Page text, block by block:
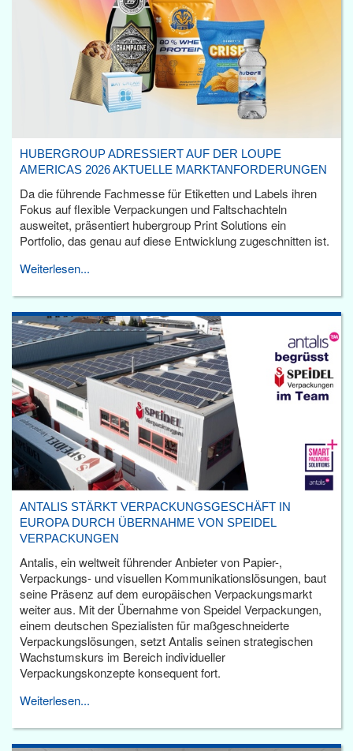
HUBERGROUP ADRESSIERT AUF DER LOUPE
AMERICAS 2026 AKTUELLE MARKTANFORDERUNGEN
Da die führende Fachmesse für Etiketten und Labels ihren
Fokus auf flexible Verpackungen und Faltschachteln
ausweitet, präsentiert hubergroup Print Solutions ein
Portfolio, das genau auf diese Entwicklung zugeschnitten ist.
Weiterlesen...
ANTALIS STÄRKT VERPACKUNGSGESCHÄFT IN
EUROPA DURCH ÜBERNAHME VON SPEIDEL
VERPACKUNGEN
Antalis, ein weltweit führender Anbieter von Papier-,
Verpackungs- und visuellen Kommunikationslösungen, baut
seine Präsenz auf dem europäischen Verpackungsmarkt
weiter aus. Mit der Übernahme von Speidel Verpackungen,
einem deutschen Spezialisten für maßgeschneiderte
Verpackungslösungen, setzt Antalis seinen strategischen
Wachstumskurs im Bereich individueller
Verpackungskonzepte konsequent fort.
Weiterlesen...